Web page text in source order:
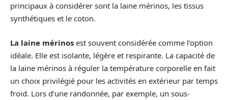
principaux à considérer sont la laine mérinos, les tissus
synthétiques et le coton.
La laine mérinos est souvent considérée comme l’option
idéale. Elle est isolante, légère et respirante. La capacité de
la laine mérinos à réguler la température corporelle en fait
un choix privilégié pour les activités en extérieur par temps
froid. Lors d’une randonnée, par exemple, un sous-